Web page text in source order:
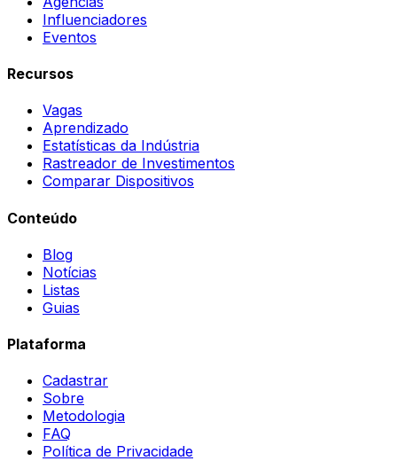
Influenciadores
Eventos
Recursos
Vagas
Aprendizado
Estatísticas da Indústria
Rastreador de Investimentos
Comparar Dispositivos
Conteúdo
Blog
Notícias
Listas
Guias
Plataforma
Cadastrar
Sobre
Metodologia
FAQ
Política de Privacidade